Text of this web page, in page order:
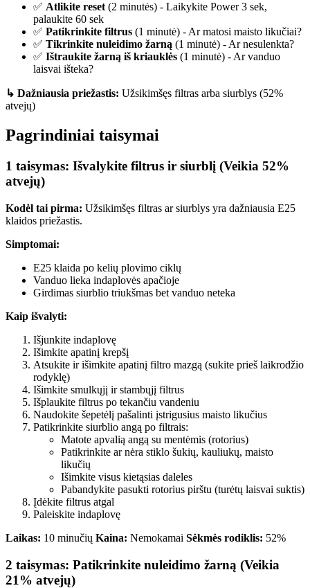
✅ Atlikite reset(2 minutės) - Laikykite Power 3 sek,
palaukite 60 sek
✅ Patikrinkite filtrus (1 minutė) - Ar matosi maisto likučiai?
✅ Tikrinkite nuleidimo žarną (1 minutė) - Ar nesulenkta?
✅ Ištraukite žarną iš kriauklės (1 minutė) - Ar vanduo
laisvai išteka?
↳ Dažniausia priežastis: Užsikimšęs filtras arba siurblys (52%
atvejų)
Pagrindiniai taisymai
1 taisymas: Išvalykite filtrus ir siurblį (Veikia 52%
atvejų)
Kodėl tai pirma: Užsikimšęs filtras ar siurblys yra dažniausia E25
klaidos priežastis.
Simptomai:
E25 klaida po kelių plovimo ciklų
Vanduo lieka indaplovės apačioje
Girdimas siurblio triukšmas bet vanduo neteka
Kaip išvalyti:
Išjunkite indaplovę
Išimkite apatinį krepšį
Atsukite ir išimkite apatinį filtro mazgą (sukite prieš laikrodžio
rodyklę)
Išimkite smulkųjį ir stambųjį filtrus
Išplaukite filtrus po tekančiu vandeniu
Naudokite šepetėlį pašalinti įstrigusius maisto likučius
Patikrinkite siurblio angą po filtrais:
Matote apvalią angą su mentėmis (rotorius)
Patikrinkite ar nėra stiklo šukių, kauliukų, maisto
likučių
Išimkite visus kietąsias daleles
Pabandykite pasukti rotorius pirštu (turėtų laisvai suktis)
Įdėkite filtrus atgal
Paleiskite indaplovę
Laikas: 10 minučių Kaina: Nemokamai Sėkmės rodiklis: 52%
2 taisymas: Patikrinkite nuleidimo žarną (Veikia
21% atvejų)